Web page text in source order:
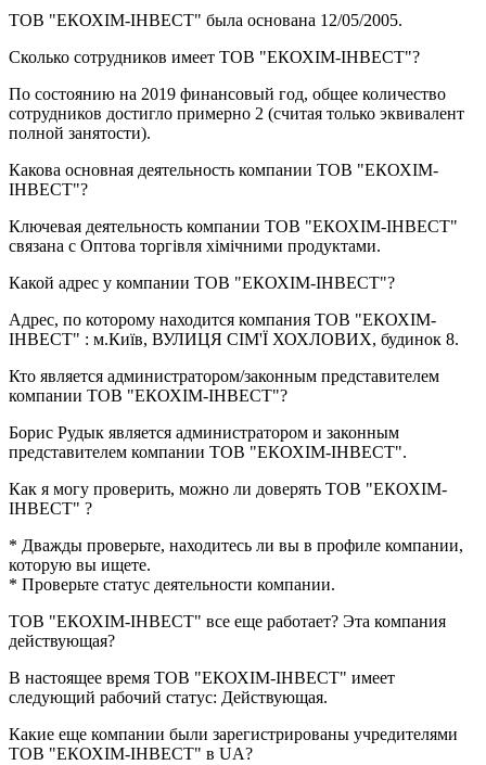
ТОВ "ЕКОХІМ-ІНВЕСТ" была основана 12/05/2005.
Сколько сотрудников имеет ТОВ "ЕКОХІМ-ІНВЕСТ"?
По состоянию на 2019 финансовый год, общее количество
сотрудников достигло примерно 2 (считая только эквивалент
полной занятости).
Какова основная деятельность компании ТОВ "ЕКОХІМ-
ІНВЕСТ"?
Ключевая деятельность компании ТОВ "ЕКОХІМ-ІНВЕСТ"
связана с Оптова торгівля хімічними продуктами.
Какой адрес у компании ТОВ "ЕКОХІМ-ІНВЕСТ"?
Адрес, по которому находится компания ТОВ "ЕКОХІМ-
ІНВЕСТ" : м.Київ, ВУЛИЦЯ СІМ'Ї ХОХЛОВИХ, будинок 8.
Кто является администратором/законным представителем
компании ТОВ "ЕКОХІМ-ІНВЕСТ"?
Борис Рудык является администратором и законным
представителем компании ТОВ "ЕКОХІМ-ІНВЕСТ".
Как я могу проверить, можно ли доверять ТОВ "ЕКОХІМ-
ІНВЕСТ" ?
* Дважды проверьте, находитесь ли вы в профиле компании,
которую вы ищете.
* Проверьте статус деятельности компании.
ТОВ "ЕКОХІМ-ІНВЕСТ" все еще работает? Эта компания
действующая?
В настоящее время ТОВ "ЕКОХІМ-ІНВЕСТ" имеет
следующий рабочий статус: Действующая.
Какие еще компании были зарегистрированы учредителями
ТОВ "ЕКОХІМ-ІНВЕСТ" в UA?